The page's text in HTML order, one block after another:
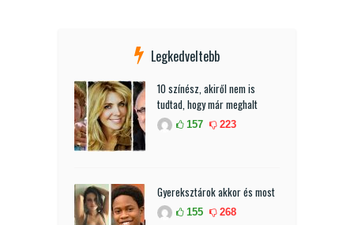
Legkedveltebb
10 színész, akiről nem is
tudtad, hogy már meghalt
157 223
Gyereksztárok akkor és most
155 268